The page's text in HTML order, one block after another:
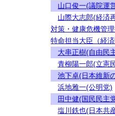
山口俊一(議院運
山際大志郎(経済
対策・健康危機管
特命担当大臣（経
大串正樹(自由民
青柳陽一郎(立憲
池下卓(日本維新
浜地雅一(公明党)
田中健(国民民主
塩川鉄也(日本共